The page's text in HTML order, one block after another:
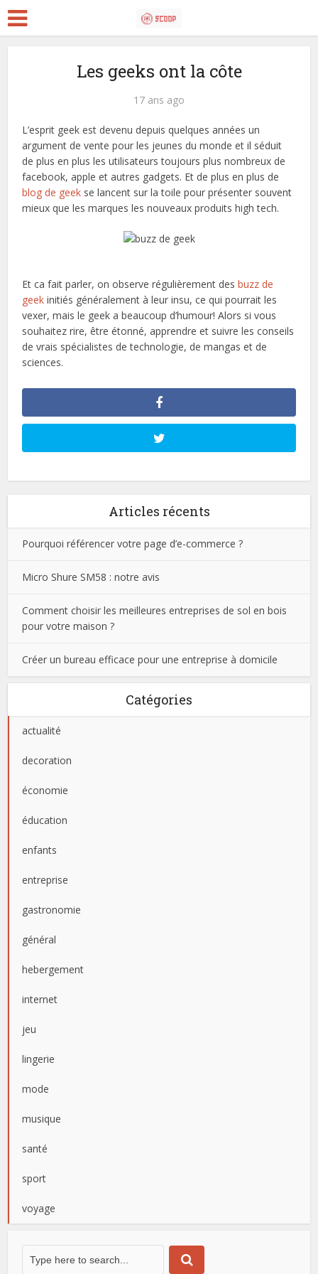
Les geeks ont la côte
17 ans ago
L’esprit geek est devenu depuis quelques années un
argument de vente pour les jeunes du monde et il séduit
de plus en plus les utilisateurs toujours plus nombreux de
facebook, apple et autres gadgets. Et de plus en plus de
blog de geek se lancent sur la toile pour présenter souvent
mieux que les marques les nouveaux produits high tech.
Et ca fait parler, on observe régulièrement desbuzz de
geek initiés généralement à leur insu, ce qui pourrait les
vexer, mais le geek a beaucoup d’humour! Alors si vous
souhaitez rire, être étonné, apprendre et suivre les conseils
de vrais spécialistes de technologie, de mangas et de
sciences.
Articles récents
Pourquoi référencer votre page d’e-commerce ?
Micro Shure SM58 : notre avis
Comment choisir les meilleures entreprises de sol en bois
pour votre maison ?
Créer un bureau efficace pour une entreprise à domicile
Catégories
actualité
decoration
économie
éducation
enfants
entreprise
gastronomie
général
hebergement
internet
jeu
lingerie
mode
musique
santé
sport
voyage